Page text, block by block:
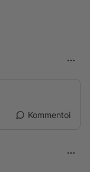
Kommentoi